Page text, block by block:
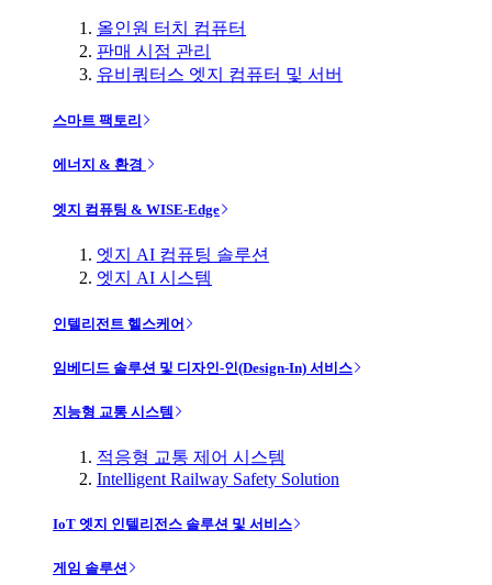
올인원 터치 컴퓨터
판매 시점 관리
유비쿼터스 엣지 컴퓨터 및 서버
스마트 팩토리
에너지 & 환경
엣지 컴퓨팅 & WISE-Edge
엣지 AI 컴퓨팅 솔루션
엣지 AI 시스템
인텔리전트 헬스케어
임베디드 솔루션 및 디자인-인(Design-In) 서비스
지능형 교통 시스템
적응형 교통 제어 시스템
Intelligent Railway Safety Solution
IoT 엣지 인텔리전스 솔루션 및 서비스
게임 솔루션